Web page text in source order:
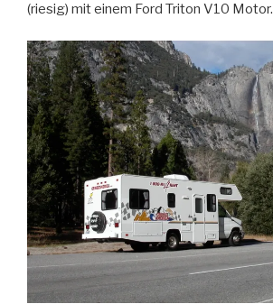
(riesig) mit einem Ford Triton V10 Motor.